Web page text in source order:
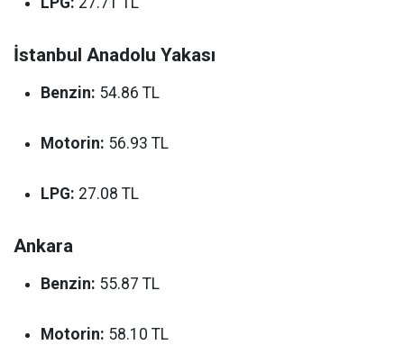
İstanbul Anadolu Yakası
Benzin: 54.86 TL
Motorin: 56.93 TL
LPG: 27.08 TL
Ankara
Benzin: 55.87 TL
Motorin: 58.10 TL